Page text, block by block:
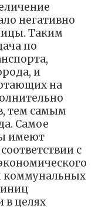
негативно
Таким
по
и
на
тем самым
Самое
имеют
с
коммунальных
в целях